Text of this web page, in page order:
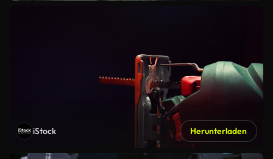
iStock Herunterladen